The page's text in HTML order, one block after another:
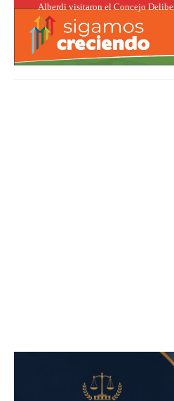
Alberdi visitaron el Concejo